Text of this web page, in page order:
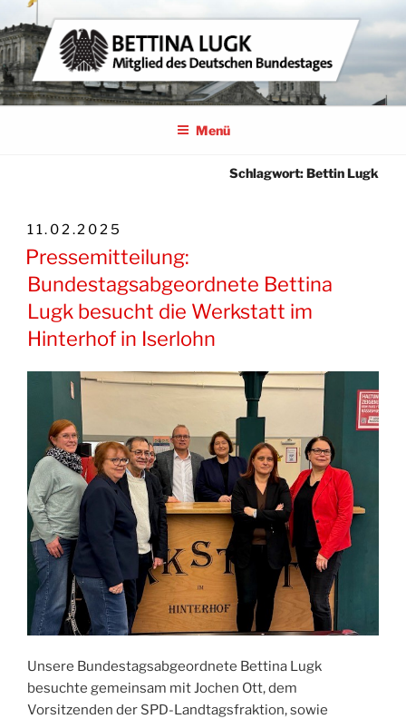
Zum
Inhalt
springen
BETTINA LUGK
MITGLIED DES DEUTSCHEN BUNDESTAGES
Menü
Schlagwort:Bettin Lugk
VERÖFFENTLICHT
AM
11.02.2025
Pressemitteilung:
Bundestagsabgeordnete Bettina
Lugk besucht die Werkstatt im
Hinterhof in Iserlohn
Unsere Bundestagsabgeordnete Bettina Lugk
besuchte gemeinsam mit Jochen Ott, dem
Vorsitzenden der SPD-Landtagsfraktion, sowie